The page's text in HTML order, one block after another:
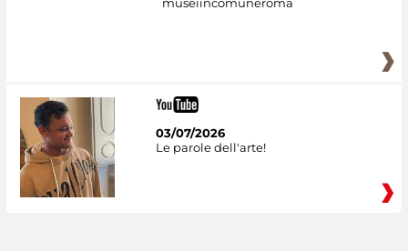
03/07/2026
Le parole dell'arte!